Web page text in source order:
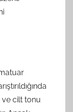
cilt tonu